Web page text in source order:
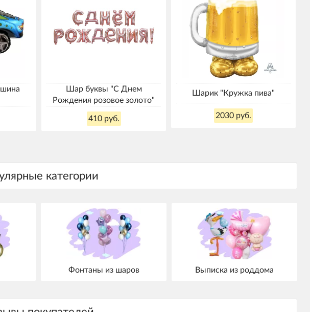
Шар буквы "С Днем
Рождения розовое золото"
410 руб.
Шарик "Кружка пива"
2030 руб.
Фонтаны из шаров Выписка из роддома